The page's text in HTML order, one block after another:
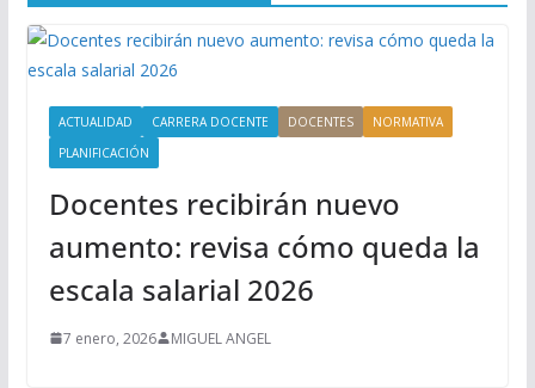
ACTUALIDAD CARRERA DOCENTE DOCENTES
NORMATIVA
PLANIFICACIÓN
Docentes recibirán nuevo
aumento: revisa cómo queda la
escala salarial 2026
7 enero, 2026 MIGUEL ANGEL